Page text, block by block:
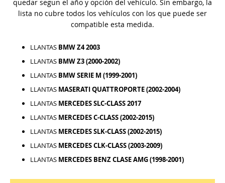
quedar segun el año y opción del vehículo. Sin embargo, la
lista no cubre todos los vehículos con los que puede ser
compatible esta medida.
LLANTAS BMW Z4 2003
LLANTAS BMW Z3 (2000-2002)
LLANTAS BMW SERIE M (1999-2001)
LLANTAS MASERATI QUATTROPORTE (2002-2004)
LLANTAS MERCEDES SLC-CLASS 2017
LLANTAS MERCEDES C-CLASS (2002-2015)
LLANTAS MERCEDES SLK-CLASS (2002-2015)
LLANTAS MERCEDES CLK-CLASS (2003-2009)
LLANTAS MERCEDES BENZ CLASE AMG (1998-2001)